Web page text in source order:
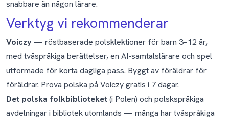
snabbare än någon lärare.
Verktyg vi rekommenderar
Voiczy — röstbaserade polsklektioner för barn 3–12 år,
med tvåspråkiga berättelser, en AI-samtalslärare och spel
utformade för korta dagliga pass. Byggt av föräldrar för
föräldrar. Prova polska på Voiczy gratis i 7 dagar.
Det polska folkbiblioteket(i Polen) och polskspråkiga
avdelningar i bibliotek utomlands — många har tvåspråkiga